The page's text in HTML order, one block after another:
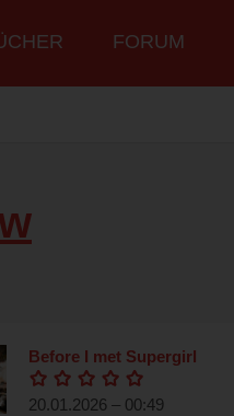
FORUM
Before I met Supergirl
20.01.2026 – 00:49